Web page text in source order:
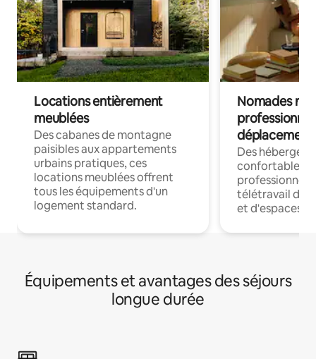
Locations entièrement
meublées
Des cabanes de montagne
paisibles aux appartements
urbains pratiques, ces
locations meublées offrent
tous les équipements d'un
logement standard.
Nomades
déplacement
Des
confortables
professionnels
télétravail
et d'espaces
Équipements et avantages des séjours
longue durée